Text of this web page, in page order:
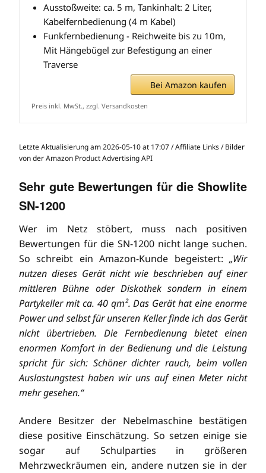
Ausstoßweite: ca. 5 m, Tankinhalt: 2 Liter,
Kabelfernbedienung (4 m Kabel)
Funkfernbedienung - Reichweite bis zu 10m,
Mit Hängebügel zur Befestigung an einer
Traverse
Bei Amazon kaufen
Preis inkl. MwSt., zzgl. Versandkosten
Letzte Aktualisierung am 2026-05-10 at 17:07 / Affiliate Links / Bilder
von der Amazon Product Advertising API
Sehr gute Bewertungen für die Showlite
SN-1200
Wer im Netz stöbert, muss nach positiven
Bewertungen für die SN-1200 nicht lange suchen.
So schreibt ein Amazon-Kunde begeistert: „Wir
nutzen dieses Gerät nicht wie beschrieben auf einer
mittleren Bühne oder Diskothek sondern in einem
Partykeller mit ca. 40 qm². Das Gerät hat eine enorme
Power und selbst für unseren Keller finde ich das Gerät
nicht übertrieben. Die Fernbedienung bietet einen
enormen Komfort in der Bedienung und die Leistung
spricht für sich: Schöner dichter rauch, beim vollen
Auslastungstest haben wir uns auf einen Meter nicht
mehr gesehen.“
Andere Besitzer der Nebelmaschine bestätigen
diese positive Einschätzung. So setzen einige sie
sogar auf Schulparties in größeren
Mehrzweckräumen ein, andere nutzen sie in der